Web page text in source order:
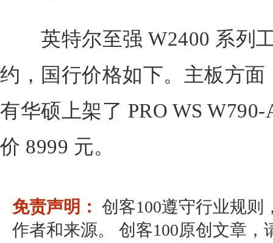
英特尔至强 W2400 系列
约，国行价格如下。主板方
有华硕上架了 PRO WS
价 8999 元。
免责声明： 创客100遵守行业规则
作者和来源。 创客100原创文章